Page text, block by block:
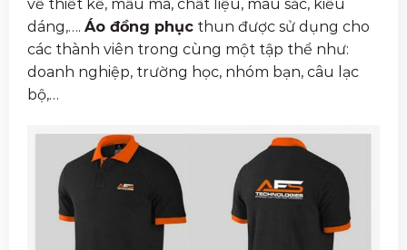
về thiết kế, mẫu mã, chất liệu, màu sắc, kiểu
dáng,…. Áo đồng phục thun được sử dụng cho
các thành viên trong cùng một tập thể như:
doanh nghiệp, trường học, nhóm bạn, câu lạc
bộ,…